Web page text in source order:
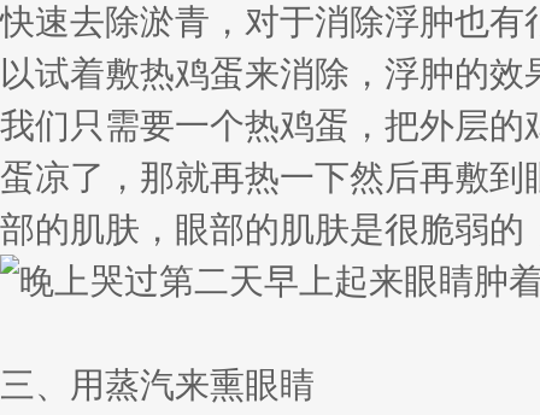
快速去除淤青，对于消除浮肿也
以试着敷热鸡蛋来消除，浮肿的
我们只需要一个热鸡蛋，把外层
蛋凉了，那就再热一下然后再敷
部的肌肤，眼部的肌肤是很脆弱的
三、用蒸汽来熏眼睛